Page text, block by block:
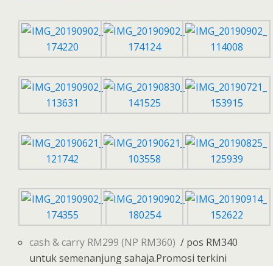
cash & carry RM299 (NP RM360) / pos RM340
untuk semenanjung sahaja.Promosi terkini